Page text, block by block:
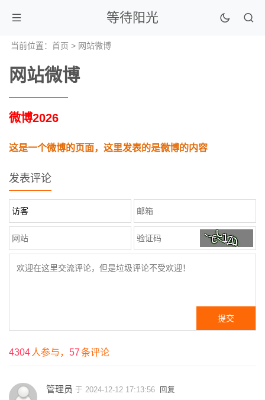
等待阳光
当前位置： 首页 > 网站微博
网站微博
微博2026
这是一个微博的页面，这里发表的是微博的内容
发表评论
4304 人参与， 57条评论
管理员 于 2024-12-12 17:13:56 回复